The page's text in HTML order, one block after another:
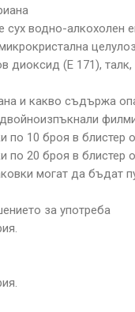
водно-алкохолен
диоксид (Е 171),
и какво съдържа
по 10 броя в блистер
по 20 броя в блистер
могат да бъдат
за употреба